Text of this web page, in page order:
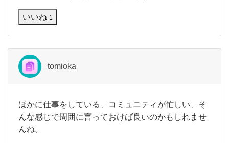
気
に
い
よ
う
に
れ
ば
良
い
いいね 1
tomioka
ほ
か
に
仕
ほかに仕事をしている、コミュニティが忙しい、そ
んな感じで周囲に言っておけば良いのかもしれませ
んね。